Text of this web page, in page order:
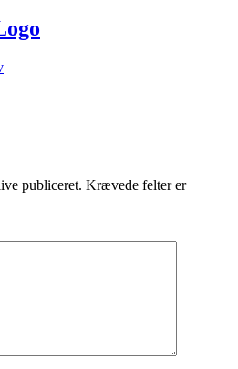
publiceret. Krævede felter er